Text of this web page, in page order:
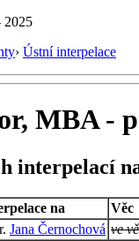
2025
› Ústní interpelace
MBA -
interpelací
na
Věc
Jana Černochová ve